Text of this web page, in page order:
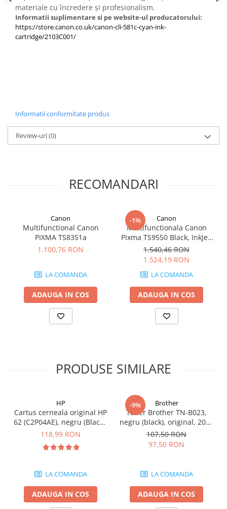
Memorii RAM
SSD-uri interne
Hard disk-uri interne
Placi video profesionale
Adaptoare PCI / PCIe
Periferice PC
Kit mouse si tastatura
Web-cam-uri si sisteme
videoconferinta
Cabluri retea
Sisteme Mesh WiFi
Placi de retea
Rack-uri & accesorii rack
Patch panel-uri
Injectoare PoE
materiale cu încredere și profesionalism.
Informatii suplimentare si pe website-ul producatorului:
https://store.canon.co.uk/canon-cli-581c-cyan-ink-
cartridge/2103C001/
Informatii conformitate produs
Review-uri(0)
RECOMANDARI
Canon
Multifunctional Canon
PIXMA TS8351a
1.100,76 RON
LA COMANDA
ADAUGA IN COS
-1% Canon
Multifunctionala Canon
Pixma TS9550 Black, InkJet,
Color, Format A3, Retea, Wi-
Fi
1.540,46 RON
1.524,19 RON
LA COMANDA
ADAUGA IN COS
PRODUSE SIMILARE
HP
Cartus cerneala original HP
62 (C2P04AE), negru (Black),
200 pagini
118,99 RON
LA COMANDA
ADAUGA IN COS
-9% Brother
Toner Brother TN-B023,
negru (black), original, 2000
pagini
107,50 RON
97,50 RON
LA COMANDA
ADAUGA IN COS